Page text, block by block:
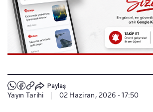
Paylaş
Yayın Tarihi 02 Haziran, 2026 - 17:50